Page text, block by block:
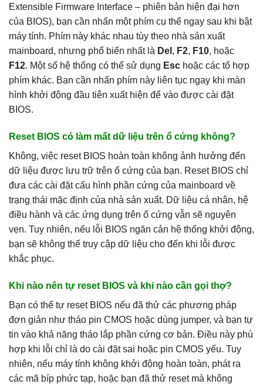
Extensible Firmware Interface – phiên bản hiện đại hơn
của BIOS), bạn cần nhấn một phím cụ thể ngay sau khi bật
máy tính. Phím này khác nhau tùy theo nhà sản xuất
mainboard, nhưng phổ biến nhất là Del , F2, F10, hoặc
F12. Một số hệ thống có thể sử dụng Esc hoặc các tổ hợp
phím khác. Bạn cần nhấn phím này liên tục ngay khi màn
hình khởi động đầu tiên xuất hiện để vào được cài đặt
BIOS.
Reset BIOS có làm mất dữ liệu trên ổ cứng không?
Không, việc reset BIOS hoàn toàn không ảnh hưởng đến
dữ liệu được lưu trữ trên ổ cứng của bạn. Reset BIOS chỉ
đưa các cài đặt cấu hình phần cứng của mainboard về
trạng thái mặc định của nhà sản xuất. Dữ liệu cá nhân, hệ
điều hành và các ứng dụng trên ổ cứng vẫn sẽ nguyên
vẹn. Tuy nhiên, nếu lỗi BIOS ngăn cản hệ thống khởi động,
bạn sẽ không thể truy cập dữ liệu cho đến khi lỗi được
khắc phục.
Khi nào nên tự reset BIOS và khi nào cần gọi thợ?
Bạn có thể tự reset BIOS nếu đã thử các phương pháp
đơn giản như tháo pin CMOS hoặc dùng jumper, và bạn tự
tin vào khả năng tháo lắp phần cứng cơ bản. Điều này phù
hợp khi lỗi chỉ là do cài đặt sai hoặc pin CMOS yếu. Tuy
nhiên, nếu máy tính không khởi động hoàn toàn, phát ra
các mã bíp phức tạp, hoặc bạn đã thử reset mà không